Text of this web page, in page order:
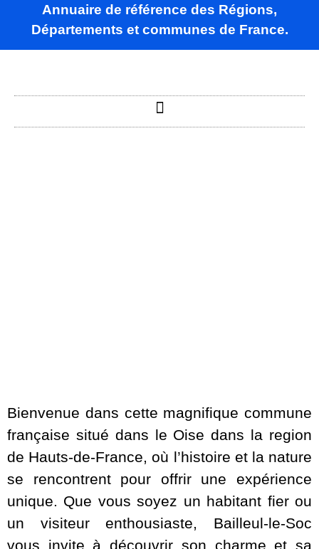
Annuaire de référence des Régions,
Départements et communes de France.
Bienvenue dans cette magnifique commune
française situé dans le Oise dans la region
de Hauts-de-France, où l’histoire et la nature
se rencontrent pour offrir une expérience
unique. Que vous soyez un habitant fier ou
un visiteur enthousiaste, Bailleul-le-Soc
vous invite à découvrir son charme et sa